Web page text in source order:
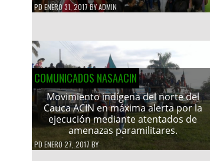
PDENERO 31, 2017BYADMIN
COMUNICADOS NASAACIN
Movimiento indígena del norte del
Cauca ACIN en máxima alerta por la
ejecución mediante atentados de
amenazas paramilitares.
PD ENERO 27, 2017 BY